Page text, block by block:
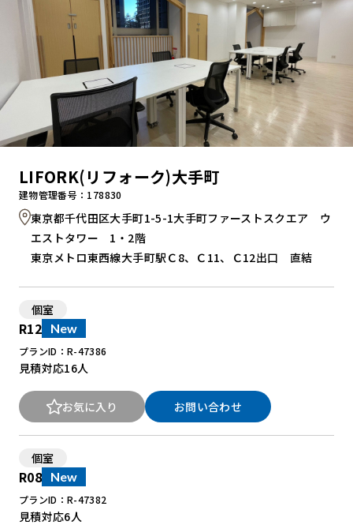
LIFORK(リフォーク)大手町
建物管理番号：178830
東京都千代田区大手町1-5-1大手町ファーストスクエア ウ
エストタワー 1・2階
東京メトロ東西線大手町駅Ｃ8、Ｃ11、Ｃ12出口 直結
個室
R12 New
プランID：R-47386
見積対応16人
お気に入り お問い合わせ
個室
R08 New
プランID：R-47382
見積対応6人